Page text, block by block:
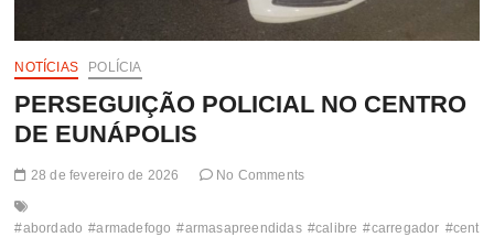
NOTÍCIAS POLÍCIA
PERSEGUIÇÃO POLICIAL NO CENTRO
DE EUNÁPOLIS
28 de fevereiro de 2026 No Comments
#abordado #armadefogo #armasapreendidas #calibre #carregador